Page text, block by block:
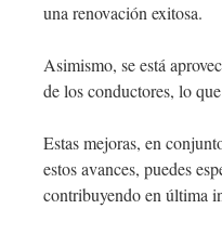
una renovación exitosa.
Asimismo, se está
de los conductores, lo
Estas mejoras, en
estos avances, puedes
contribuyendo en última